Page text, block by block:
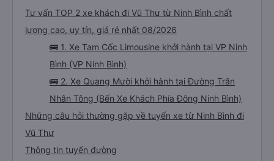
Tư vấn TOP 2 xe khách đi Vũ Thư từ Ninh Bình chất
lượng cao, uy tín, giá rẻ nhất 08/2026
🚌 1. Xe Tam Cốc Limousine khởi hành tại VP Ninh
Bình (VP Ninh Bình)
🚌 2. Xe Quang Mười khởi hành tại Đường Trân
Nhân Tông (Bến Xe Khách Phía Đông Ninh Bình)
Những câu hỏi thường gặp về tuyến xe từ Ninh Bình đi
Vũ Thư
Thông tin tuyến đường